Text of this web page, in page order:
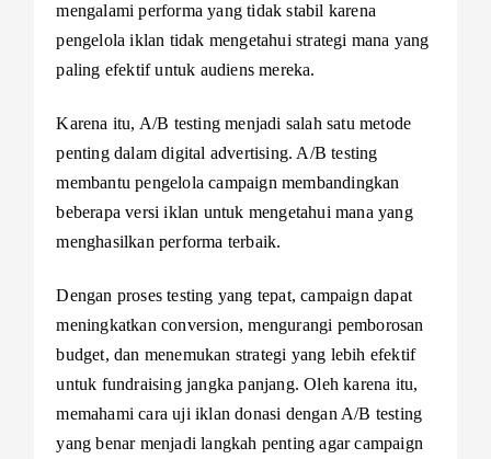
mengalami performa yang tidak stabil karena
pengelola iklan tidak mengetahui strategi mana yang
paling efektif untuk audiens mereka.
Karena itu, A/B testing menjadi salah satu metode
penting dalam digital advertising. A/B testing
membantu pengelola campaign membandingkan
beberapa versi iklan untuk mengetahui mana yang
menghasilkan performa terbaik.
Dengan proses testing yang tepat, campaign dapat
meningkatkan conversion, mengurangi pemborosan
budget, dan menemukan strategi yang lebih efektif
untuk fundraising jangka panjang. Oleh karena itu,
memahami cara uji iklan donasi dengan A/B testing
yang benar menjadi langkah penting agar campaign